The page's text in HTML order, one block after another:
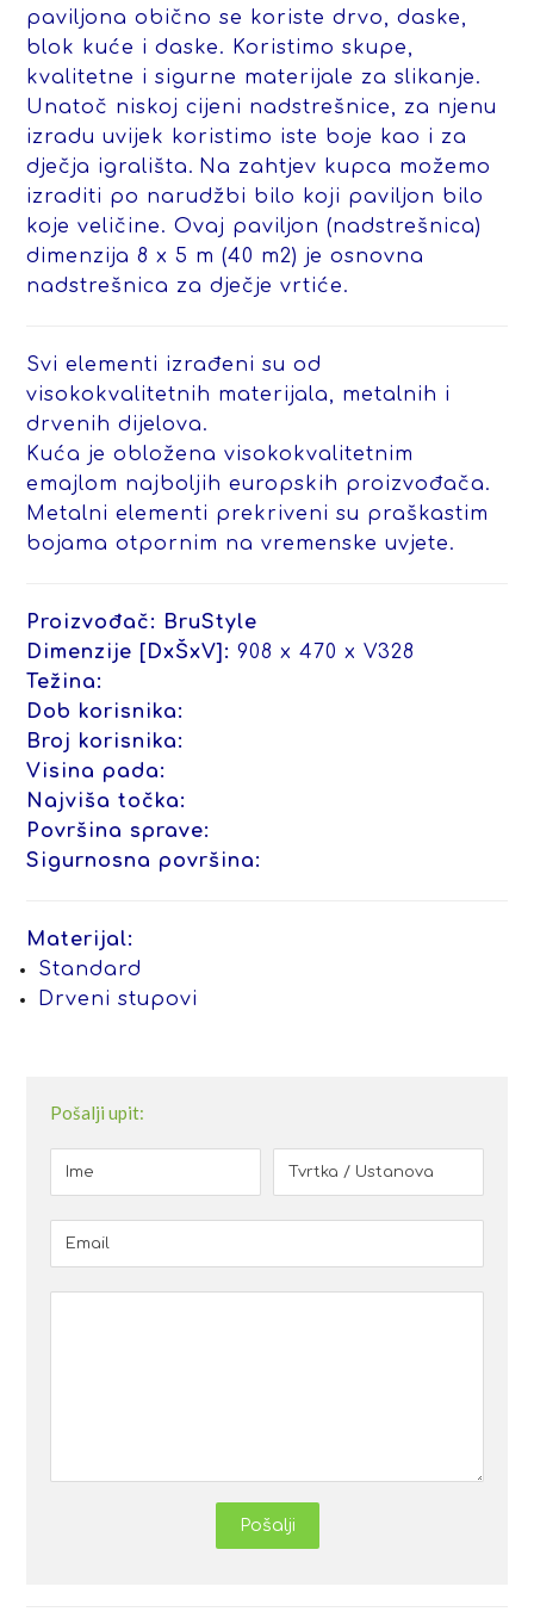
paviljona obično se koriste drvo, daske,
blok kuće i daske. Koristimo skupe,
kvalitetne i sigurne materijale za slikanje.
Unatoč niskoj cijeni nadstrešnice, za njenu
izradu uvijek koristimo iste boje kao i za
dječja igrališta. Na zahtjev kupca možemo
izraditi po narudžbi bilo koji paviljon bilo
koje veličine. Ovaj paviljon (nadstrešnica)
dimenzija 8 x 5 m (40 m2) je osnovna
nadstrešnica za dječje vrtiće.
Svi elementi izrađeni su od
visokokvalitetnih materijala, metalnih i
drvenih dijelova.
Kuća je obložena visokokvalitetnim
emajlom najboljih europskih proizvođača.
Metalni elementi prekriveni su praškastim
bojama otpornim na vremenske uvjete.
Proizvođač: BruStyle
Dimenzije [DxŠxV]: 908 x 470 x V328
Težina:
Dob korisnika:
Broj korisnika:
Visina pada:
Najviša točka:
Površina sprave:
Sigurnosna površina:
Materijal:
Standard
Drveni stupovi
Pošalji upit:
Pošalji